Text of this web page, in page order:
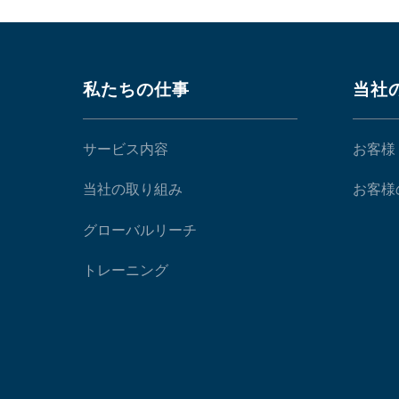
私たちの仕事
サービス内容
当社の取り組み
グローバルリーチ
トレーニング
当社
お客様
お客様